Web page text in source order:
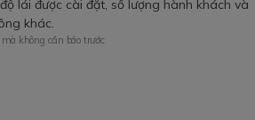
lái được cài đặt, số lượng hành khách và
khác.
mà không cần báo trước